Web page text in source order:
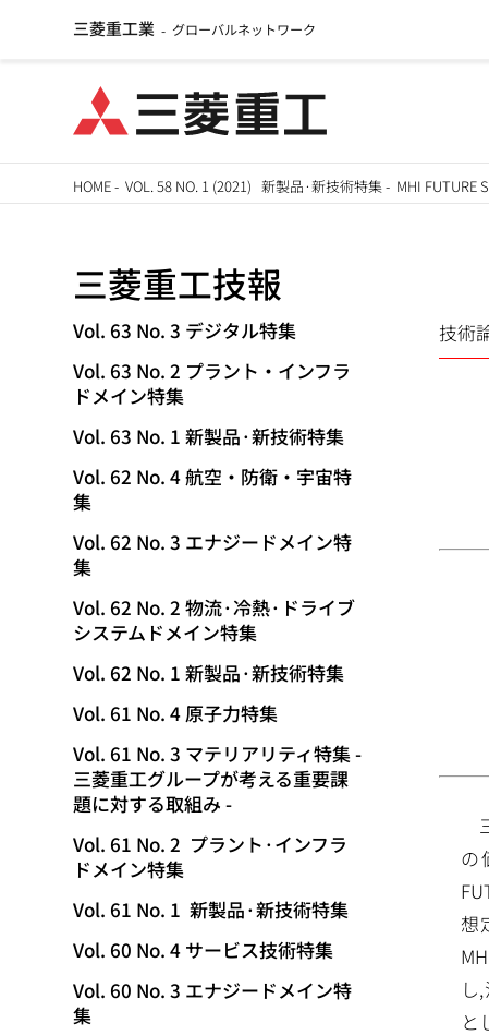
イ
三菱重工業 - グローバルネットワーク
HOME-VOL. 58 NO. 1 (2021) 新製品·新技術特集- MHI FUTURE
技術
の
想
し
と
三菱重工技報
TECHNICAL
REVIEW
Vol. 63 No. 3 デジタル特集
Vol. 63 No. 2 プラント・インフラ
ドメイン特集
Vol. 63 No. 1 新製品·新技術特集
Vol. 62 No. 4 航空・防衛・宇宙特
集
Vol. 62 No. 3 エナジードメイン特
集
Vol. 62 No. 2 物流·冷熱·ドライブ
システムドメイン特集
Vol. 62 No. 1 新製品·新技術特集
Vol. 61 No. 4 原子力特集
Vol. 61 No. 3 マテリアリティ特集 -
三菱重工グループが考える重要課
題に対する取組み -
Vol. 61 No. 2 プラント·インフラ
ドメイン特集
Vol. 61 No. 1 新製品·新技術特集
Vol. 60 No. 4 サービス技術特集
Vol. 60 No. 3 エナジードメイン特
集